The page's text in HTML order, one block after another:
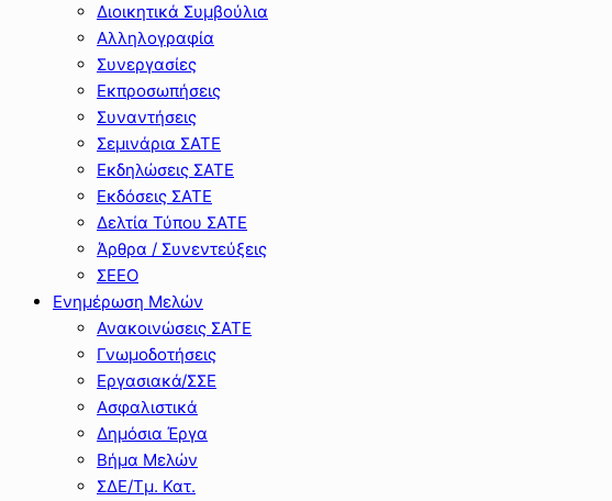
Διοικητικά Συμβούλια
Αλληλογραφία
Συνεργασίες
Εκπροσωπήσεις
Συναντήσεις
Σεμινάρια ΣΑΤΕ
Εκδηλώσεις ΣΑΤΕ
Εκδόσεις ΣΑΤΕ
Δελτία Τύπου ΣΑΤΕ
Άρθρα / Συνεντεύξεις
ΣΕΕΟ
Ενημέρωση Μελών
Ανακοινώσεις ΣΑΤΕ
Γνωμοδοτήσεις
Εργασιακά/ΣΣΕ
Ασφαλιστικά
Δημόσια Έργα
Βήμα Μελών
ΣΔΕ/Τμ. Κατ.